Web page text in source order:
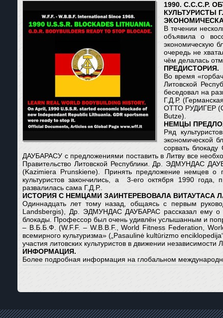
1990. С.С.С.Р.
КУЛЬТУРИСТЫ
В течении
объявила о
экономическую
очередь не
чём делалась
ПРЕДИСТОРИЯ.
Во время
Литовской
беседовал на
Г.Д.Р.
ОТТО РУДИГЕР
Butze).
НЕМЦЫ
Ряд
экономической
сорвать
ДАУБАРАСУ с предложениями поставить в Литву все
Правительство Литовской Республики. Др. ЭДМУНДАС
(Kazimiera Prunskiene). Принять предложение немцев
культуристов закончились, а 3-его октября 1990
развалилась сама Г.Д.Р..
ИСТОРИЯ С НЕМЦАМИ ЗАИНТЕРЕВОВАЛА ВИТАУТАСА
Одиннадцать лет тому назад, общаясь с первым
Landsbergis), Др. ЭДМУНДАС ДАУБАРАС рассказал ему о
блокады. Профессор был очень удивлён услышанным и
– В.Б.Б.Ф. (W.F.F. – W.B.B.F., World Fitness Federation,
всемирного культуризма» („Pasaulinė kultūrizmo
участия литовских культуристов в движении
ИНФОРМАЦИЯ.
Более подробная информация на глобальном